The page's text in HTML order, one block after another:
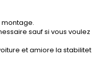
montage.
sauf si vous voulez
et amiore la stabilitet